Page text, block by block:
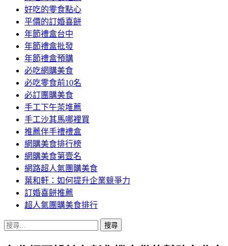
好吃的零食點心
平價的訂婚喜餅
年節禮盒台中
年節禮盒批發
年節禮盒預購
必吃網購美食
必吃零食前10名
必訂團購美食
手工下午茶堆薦
手工沙其馬哪裡買
推薦伴手禮禮盒
網購美食排行榜
網購美食第壹名
網路超人氣團購美食
葉和軒：如何提升企業競爭力
訂婚喜餅推薦
超人氣團購美食排行
搜